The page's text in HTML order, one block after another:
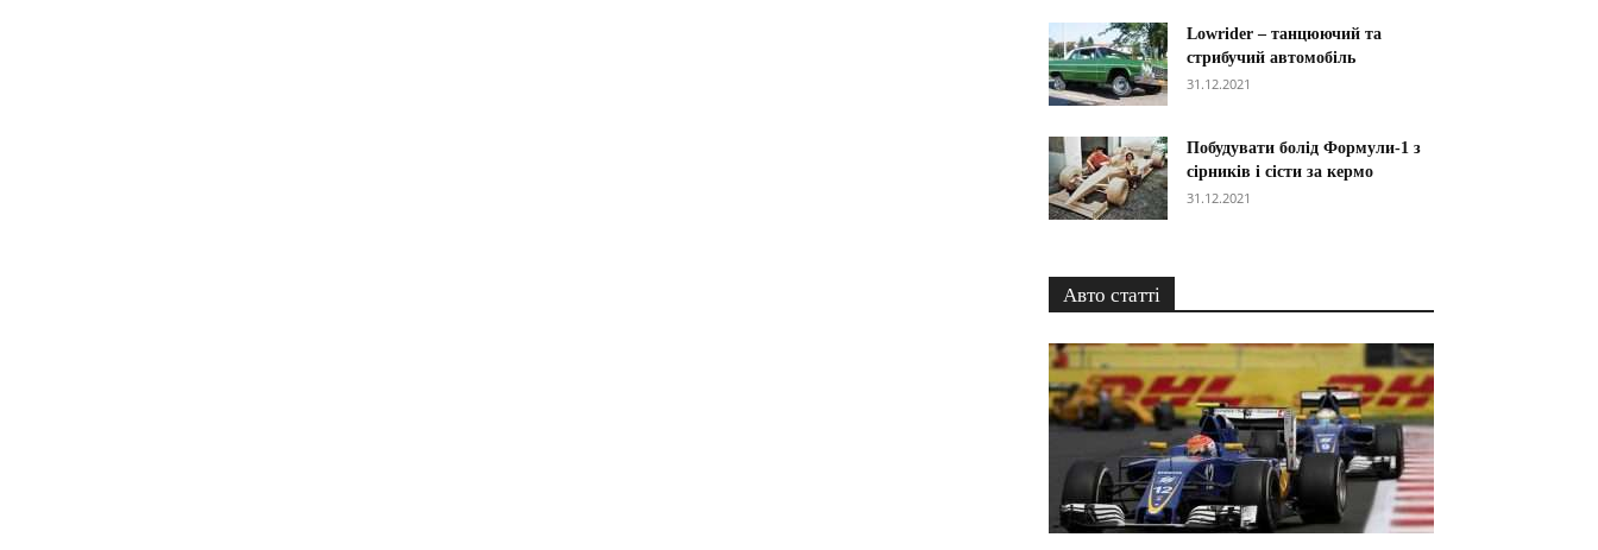
Lowrider – танцюючий та
стрибучий автомобіль
31.12.2021
Побудувати болід Формули-1 з
сірників і сісти за кермо
31.12.2021
Авто статті